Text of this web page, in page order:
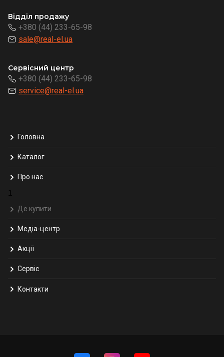
Відділ продажу
+380 (44) 233-65-98
sale@real-el.ua
Сервісний центр
+380 (44) 233-65-98
service@real-el.ua
Головна
Каталог
Про нас
1
Де купити
Медіа-центр
Акції
Сервіс
Контакти